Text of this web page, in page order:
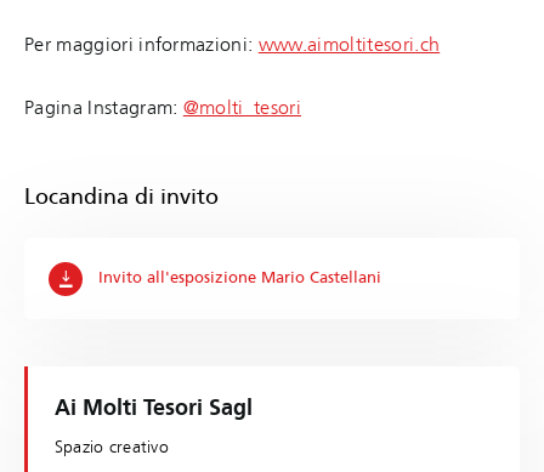
Per maggiori informazioni: www.aimoltitesori.ch
Pagina Instagram: @molti_tesori
Locandina di invito
Invito all'esposizione Mario Castellani
Ai Molti Tesori Sagl
Spazio creativo